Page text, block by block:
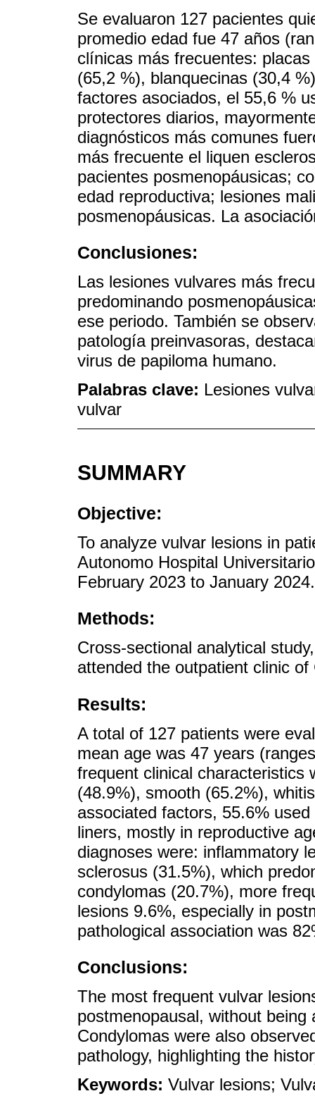
Se evaluaron 127 pacientes
promedio edad fue 47 años
clínicas más frecuentes:
(65,2 %), blanquecinas (30,4
factores asociados, el 55,6 %
protectores diarios,
diagnósticos más comunes
más frecuente el liquen
pacientes posmenopáusicas;
edad reproductiva; lesiones
posmenopáusicas. La
Conclusiones:
Las lesiones vulvares más
predominando
ese periodo. También se
patología preinvasoras,
virus de papiloma humano.
Palabras clave: Lesiones
vulvar
SUMMARY
Objective:
To analyze vulvar lesions in
Autonomo Hospital
February 2023 to January 2024.
Methods:
Cross-sectional analytical
attended the outpatient clinic
Results:
A total of 127 patients were
mean age was 47 years
frequent clinical characteristics
(48.9%), smooth (65.2%),
associated factors, 55.6%
liners, mostly in reproductive
diagnoses were: inflammatory
sclerosus (31.5%), which
condylomas (20.7%), more
lesions 9.6%, especially in
pathological association was
Conclusions:
The most frequent vulvar
postmenopausal, without
Condylomas were also
pathology, highlighting the
Keywords: Vulvar lesions;